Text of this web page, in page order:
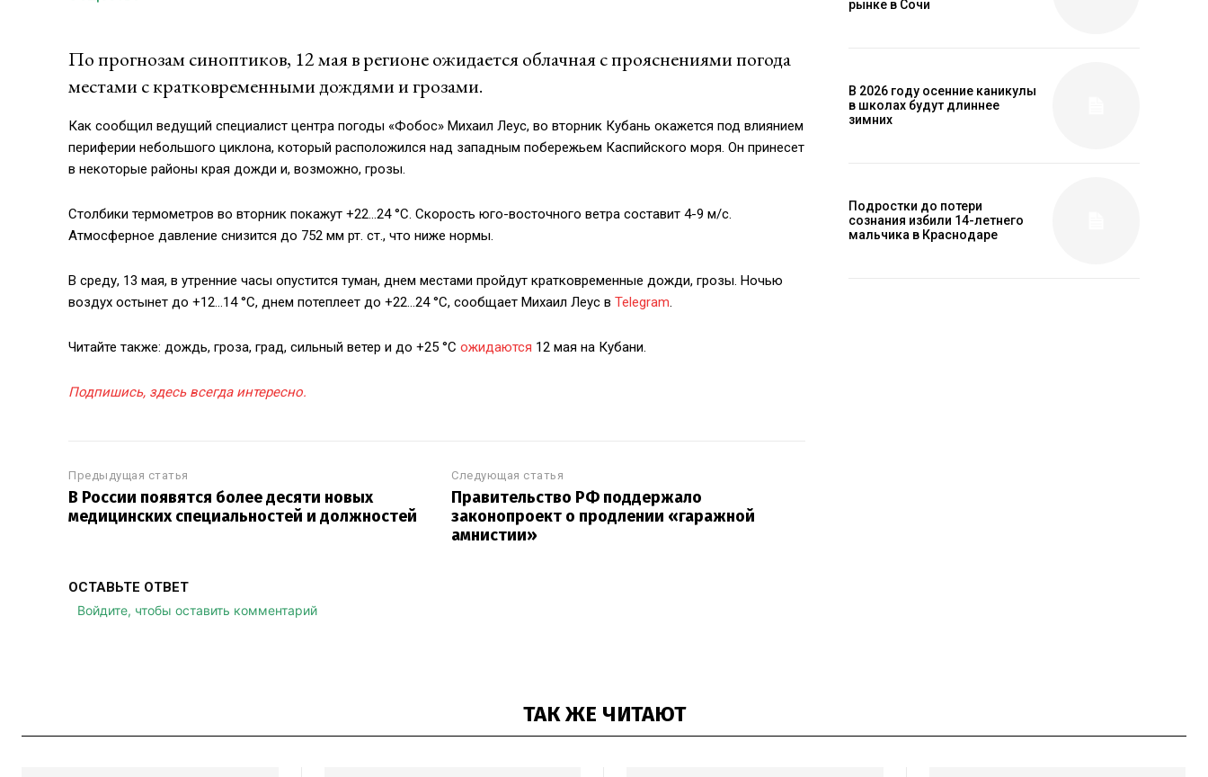
По прогнозам синоптиков, 12 мая в регионе ожидается облачная с прояснениями погода
местами с кратковременными дождями и грозами.
Как сообщил ведущий специалист центра погоды «Фобос» Михаил Леус, во вторник Кубань окажется под влиянием
периферии небольшого циклона, который расположился над западным побережьем Каспийского моря. Он принесет
в некоторые районы края дожди и, возможно, грозы.
Столбики термометров во вторник покажут +22…24 °С. Скорость юго-восточного ветра составит 4-9 м/с.
Атмосферное давление снизится до 752 мм рт. ст., что ниже нормы.
В среду, 13 мая, в утренние часы опустится туман, днем местами пройдут кратковременные дожди, грозы. Ночью
воздух остынет до +12…14 °С, днем потеплеет до +22…24 °С, сообщает Михаил Леус в Telegram.
Читайте также: дождь, гроза, град, сильный ветер и до +25 °C ожидаются 12 мая на Кубани.
Подпишись, здесь всегда интересно.
Предыдущая статья
В России появятся более десяти новых
медицинских специальностей и должностей
Следующая статья
Правительство РФ поддержало
законопроект о продлении «гаражной
амнистии»
ОСТАВЬТЕ ОТВЕТ
Войдите, чтобы оставить комментарий
рынке в Сочи
В 2026 году осенние каникулы
в школах будут длиннее
зимних
Подростки до потери
сознания избили 14-летнего
мальчика в Краснодаре
ТАК ЖЕ ЧИТАЮТ